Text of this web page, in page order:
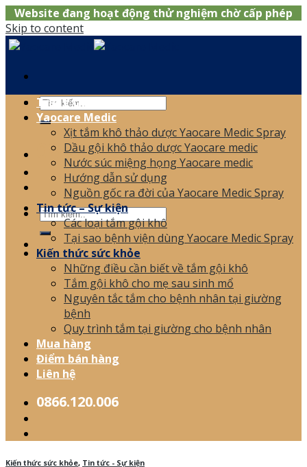
Website đang hoạt động thử nghiệm chờ cấp phép
Skip to content
0866.120.006
Trang chủ
Yaocare Medic
Xịt tắm khô thảo dược Yaocare Medic Spray
Dầu gội khô thảo dược Yaocare medic
Nước súc miệng họng Yaocare medic
Hướng dẫn sử dụng
Nguồn gốc ra đời của Yaocare Medic Spray
Tin tức – Sự kiện
Các loại tắm gội khô
Tại sao bệnh viện dùng Yaocare Medic Spray
Kiến thức sức khỏe
Những điều cần biết về tắm gội khô
Tắm gội khô cho mẹ sau sinh mổ
Nguyên tắc tắm cho bệnh nhân tại giường
bệnh
Quy trình tắm tại giường cho bệnh nhân
Mua hàng
Điểm bán hàng
Liên hệ
0866.120.006
Kiến thức sức khỏe, Tin tức - Sự kiện